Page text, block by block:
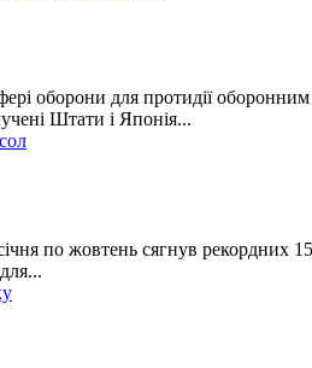
оборони для протидії
Штати і Японія...
по жовтень сягнув рекордних